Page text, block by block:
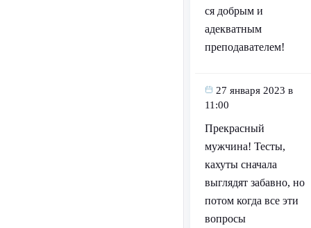
ся добрым и
адекватным
преподавателем!
27 января 2023 в
11:00
Прекрасный
мужчина! Тесты,
кахуты сначала
выглядят забавно, но
потом когда все эти
вопросы